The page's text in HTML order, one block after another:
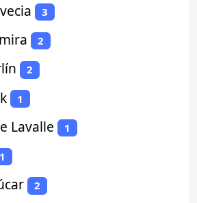
3
2
2
1
Lavalle 1
1
2